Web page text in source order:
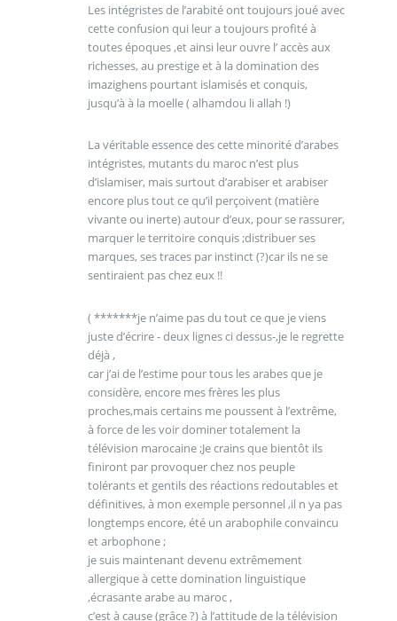
Les intégristes de l’arabité ont toujours joué avec
cette confusion qui leur a toujours profité à
toutes époques ,et ainsi leur ouvre l’ accès aux
richesses, au prestige et à la domination des
imazighens pourtant islamisés et conquis,
jusqu’à à la moelle ( alhamdou li allah !)
La véritable essence des cette minorité d’arabes
intégristes, mutants du maroc n’est plus
d’islamiser, mais surtout d’arabiser et arabiser
encore plus tout ce qu’il perçoivent (matière
vivante ou inerte) autour d’eux, pour se rassurer,
marquer le territoire conquis ;distribuer ses
marques, ses traces par instinct (?)car ils ne se
sentiraient pas chez eux !!
( *******je n’aime pas du tout ce que je viens
juste d’écrire - deux lignes ci dessus-,je le regrette
déjà ,
car j’ai de l’estime pour tous les arabes que je
considère, encore mes frères les plus
proches,mais certains me poussent à l’extrême,
à force de les voir dominer totalement la
télévision marocaine ;Je crains que bientôt ils
finiront par provoquer chez nos peuple
tolérants et gentils des réactions redoutables et
définitives, à mon exemple personnel ,il n ya pas
longtemps encore, été un arabophile convaincu
et arbophone ;
je suis maintenant devenu extrêmement
allergique à cette domination linguistique
,écrasante arabe au maroc ,
c’est à cause (grâce ?) à l’attitude de la télévision